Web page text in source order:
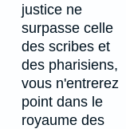
justice ne
surpasse celle
des scribes et
des pharisiens,
vous n'entrerez
point dans le
royaume des